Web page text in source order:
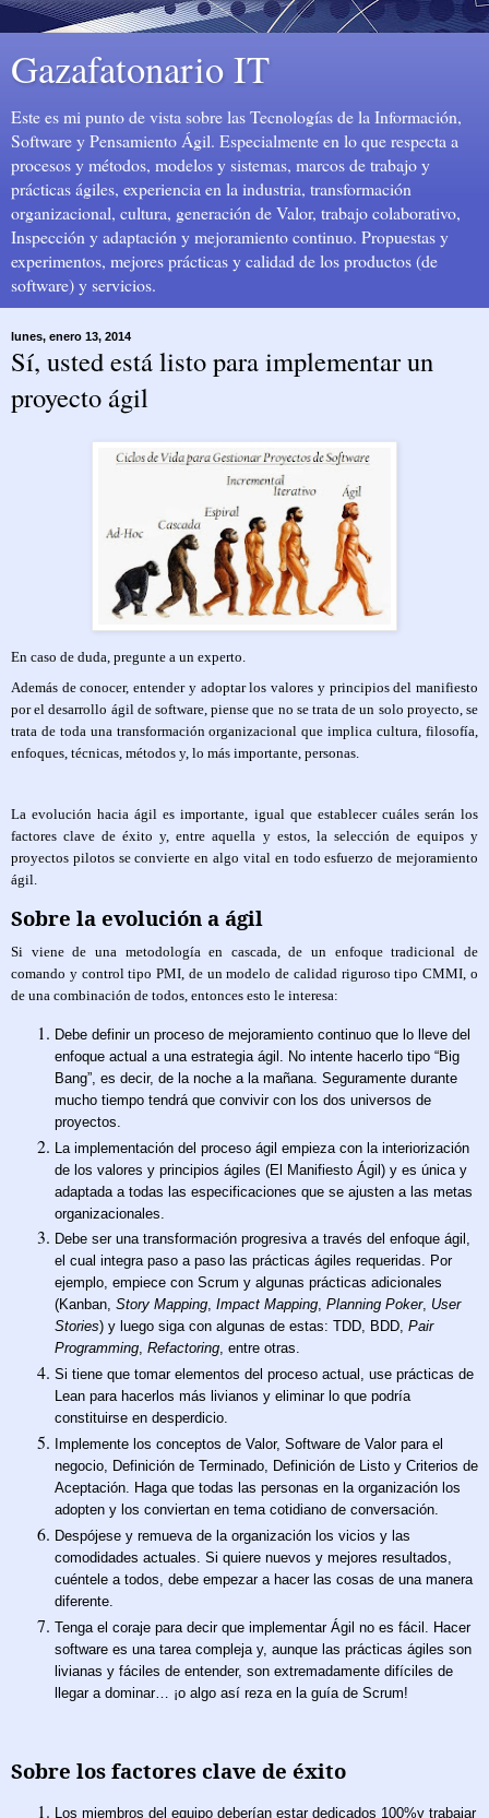
Gazafatonario IT
Este es mi punto de vista sobre las Tecnologías de la Información,
Software y Pensamiento Ágil. Especialmente en lo que respecta a
procesos y métodos, modelos y sistemas, marcos de trabajo y
prácticas ágiles, experiencia en la industria, transformación
organizacional, cultura, generación de Valor, trabajo colaborativo,
Inspección y adaptación y mejoramiento continuo. Propuestas y
experimentos, mejores prácticas y calidad de los productos (de
software) y servicios.
lunes, enero 13, 2014
Sí, usted está listo para implementar un
proyecto ágil
En caso de duda, pregunte a un experto.
Además de conocer, entender y adoptar los valores y principios del manifiesto
por el desarrollo ágil de software, piense que no se trata de un solo proyecto, se
trata de toda una transformación organizacional que implica cultura, filosofía,
enfoques, técnicas, métodos y, lo más importante, personas.
La evolución hacia ágil es importante, igual que establecer cuáles serán los
factores clave de éxito y, entre aquella y estos, la selección de equipos y
proyectos pilotos se convierte en algo vital en todo esfuerzo de mejoramiento
ágil.
Sobre la evolución a ágil
Si viene de una metodología en cascada, de un enfoque tradicional de
comando y control tipo PMI, de un modelo de calidad riguroso tipo CMMI, o
de una combinación de todos, entonces esto le interesa:
Debe definir un proceso de mejoramiento continuo que lo lleve del
enfoque actual a una estrategia ágil. No intente hacerlo tipo “Big
Bang”, es decir, de la noche a la mañana. Seguramente durante
mucho tiempo tendrá que convivir con los dos universos de
proyectos.
La implementación del proceso ágil empieza con la interiorización
de los valores y principios ágiles (El Manifiesto Ágil) y es única y
adaptada a todas las especificaciones que se ajusten a las metas
organizacionales.
Debe ser una transformación progresiva a través del enfoque ágil,
el cual integra paso a paso las prácticas ágiles requeridas. Por
ejemplo, empiece con Scrum y algunas prácticas adicionales
(Kanban, Story Mapping, Impact Mapping, Planning Poker, User
Stories) y luego siga con algunas de estas: TDD, BDD, Pair
Programming, Refactoring, entre otras.
Si tiene que tomar elementos del proceso actual, use prácticas de
Lean para hacerlos más livianos y eliminar lo que podría
constituirse en desperdicio.
Implemente los conceptos de Valor, Software de Valor para el
negocio, Definición de Terminado, Definición de Listo y Criterios de
Aceptación. Haga que todas las personas en la organización los
adopten y los conviertan en tema cotidiano de conversación.
Despójese y remueva de la organización los vicios y las
comodidades actuales. Si quiere nuevos y mejores resultados,
cuéntele a todos, debe empezar a hacer las cosas de una manera
diferente.
Tenga el coraje para decir que implementar Ágil no es fácil. Hacer
software es una tarea compleja y, aunque las prácticas ágiles son
livianas y fáciles de entender, son extremadamente difíciles de
llegar a dominar… ¡o algo así reza en la guía de Scrum!
Sobre los factores clave de éxito
Los miembros del equipo deberían estar dedicados 100%y trabajar